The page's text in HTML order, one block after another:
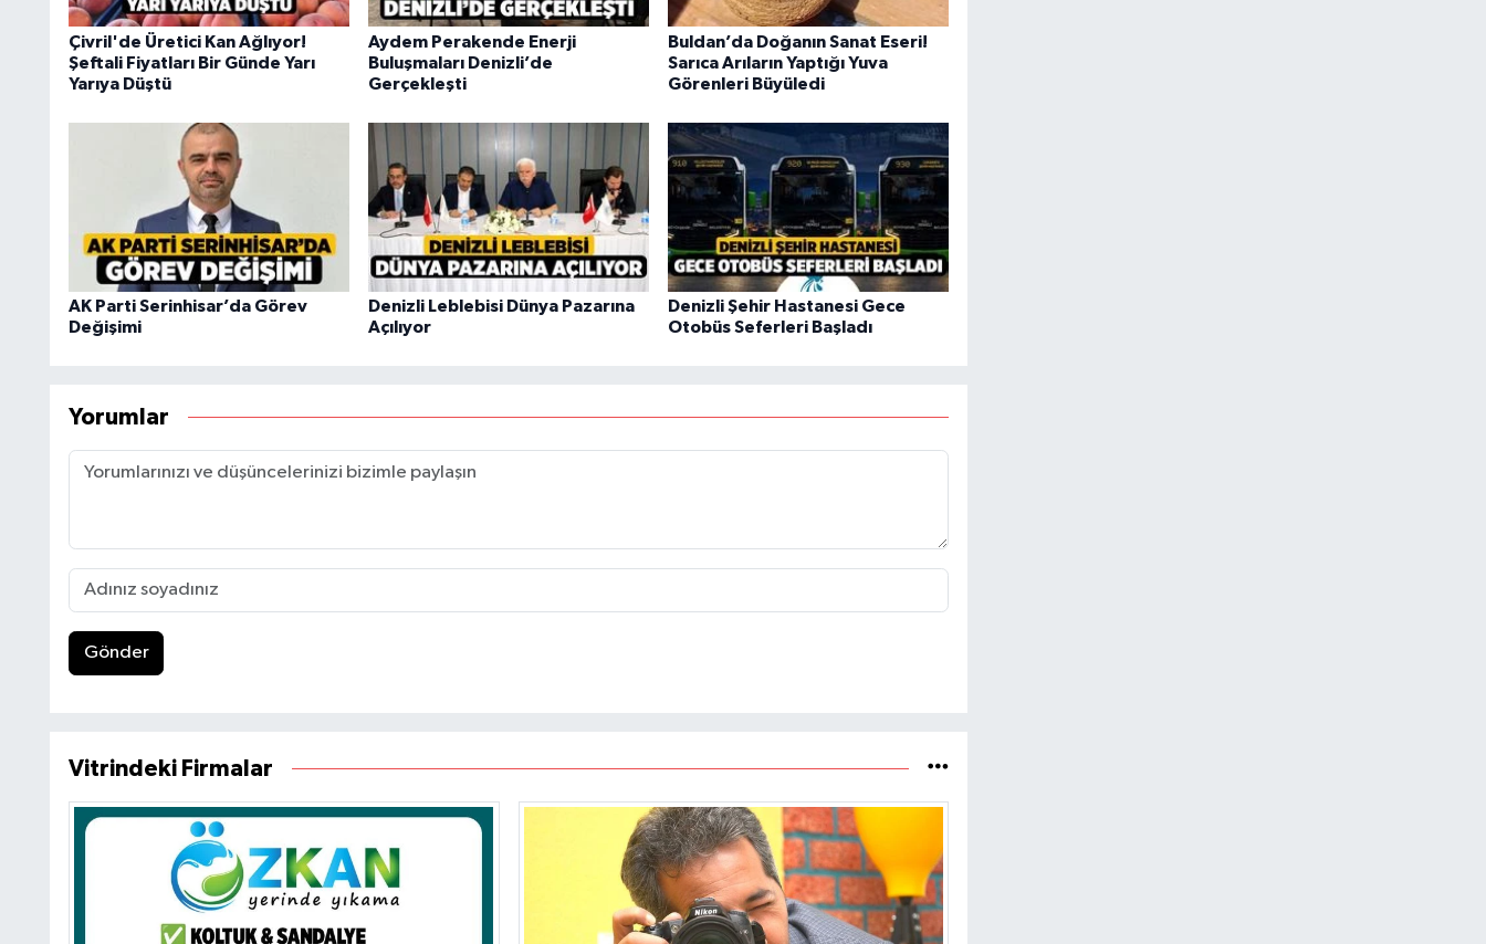
Çivril'de Üretici Kan Ağlıyor!
Şeftali Fiyatları Bir Günde Yarı
Yarıya Düştü
Aydem Perakende Enerji
Buluşmaları Denizli’de
Gerçekleşti
Buldan’da Doğanın Sanat Eseri!
Sarıca Arıların Yaptığı Yuva
Görenleri Büyüledi
AK Parti Serinhisar’da Görev
Değişimi
Denizli Leblebisi Dünya Pazarına
Açılıyor
Denizli Şehir Hastanesi Gece
Otobüs Seferleri Başladı
Yorumlar
Gönder
Vitrindeki Firmalar